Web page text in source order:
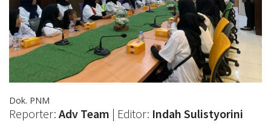
Dok. PNM
Reporter: Adv Team | Editor: Indah Sulistyorini